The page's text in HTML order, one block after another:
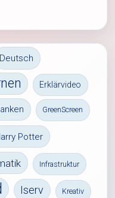
Deutsch
Erklärvideo
GreenScreen
Potter
Infrastruktur
Iserv Kreativ